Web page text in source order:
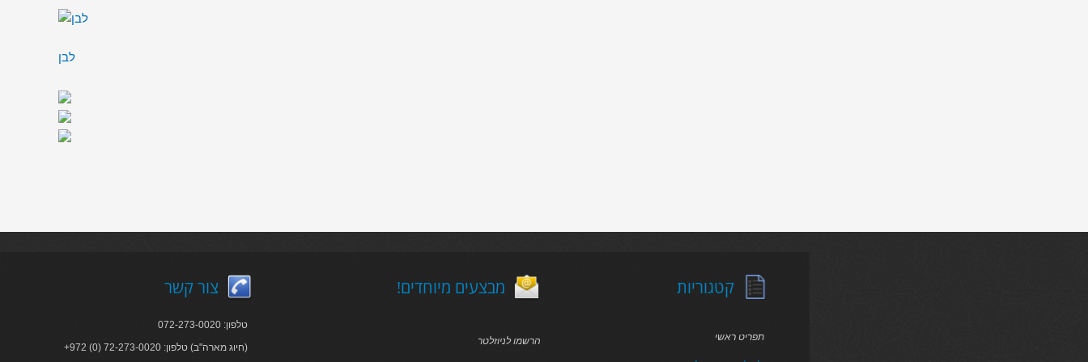
לבן
צור קשר
טלפון: 072-273-0020
+972 (0) 72-273-0020 :חיוג מארה"ב) טלפון)
!מבצעים מיוחדים
הרשמו לניוזלטר
קטגוריות
תפריט ראשי